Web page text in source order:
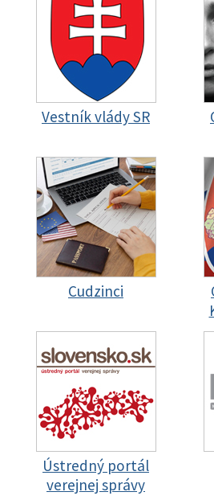
Vestník vlády SR
Cudzinci
Ústredný portál
verejnej správy